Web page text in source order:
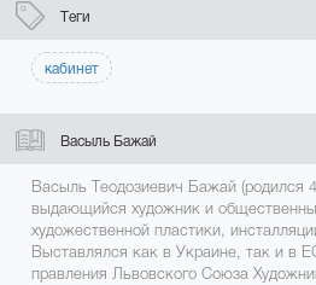
Теги
кабинет
Васыль Бажай
Васыль Теодозиевич Бажай (родился
выдающийся художник и
художественной пластики,
Выставлялся как в Украине, так и в
правления Львовского Союза